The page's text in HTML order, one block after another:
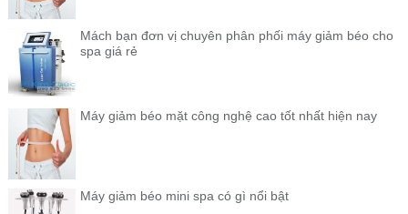
Mách bạn đơn vị chuyên phân phối máy giảm béo cho
spa giá rẻ
Máy giảm béo mặt công nghệ cao tốt nhất hiện nay
Máy giảm béo mini spa có gì nổi bật